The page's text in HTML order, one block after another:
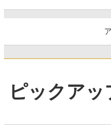
ピックアッ